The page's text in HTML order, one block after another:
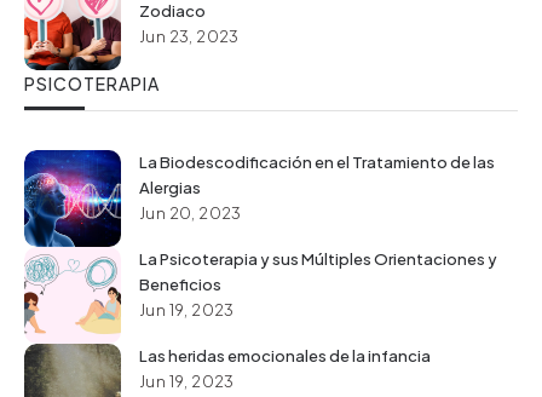
Zodiaco
Jun 23, 2023
PSICOTERAPIA
La Biodescodificación en el Tratamiento de las
Alergias
Jun 20, 2023
La Psicoterapia y sus Múltiples Orientaciones y
Beneficios
Jun 19, 2023
Las heridas emocionales de la infancia
Jun 19, 2023